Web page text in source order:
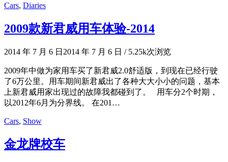
Cars, Diaries
2009款新君威用车体验-2014
2014 年 7 月 6 日 2014 年 7 月 6 日 /5.25k次浏览
2009年中做为家用车买了新君威2.0舒适版，到现在已经行驶
了6万公里。用车期间新君威出了各种大大小小的问题，基本
上新君威用家出现过的故障我都碰到了。 用车分2个时期，
以2012年6月为分界线。 在201…
Cars, Show
金龙牌校车